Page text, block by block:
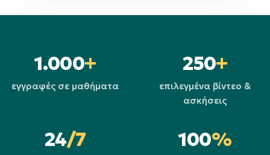
1.000+
εγγραφές σε μαθήματα
250+
επιλεγμένα βίντεο &
ασκήσεις
24/7 100%